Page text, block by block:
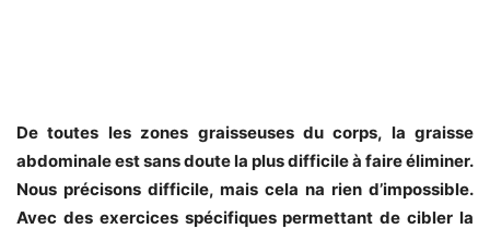
De toutes les zones graisseuses du corps, la graisse
abdominale est sans doute la plus difficile à faire éliminer.
Nous précisons difficile, mais cela na rien d’impossible.
Avec des exercices spécifiques permettant de cibler la